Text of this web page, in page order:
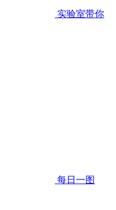
实验室带你
每日一图